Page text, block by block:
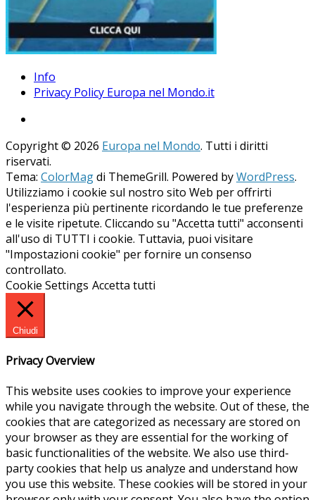
Info
Privacy Policy Europa nel Mondo.it
Copyright © 2026 Europa nel Mondo. Tutti i diritti
riservati.
Tema: ColorMagdi ThemeGrill. Powered byWordPress.
Utilizziamo i cookie sul nostro sito Web per offrirti
l'esperienza più pertinente ricordando le tue preferenze
e le visite ripetute. Cliccando su "Accetta tutti" acconsenti
all'uso di TUTTI i cookie. Tuttavia, puoi visitare
"Impostazioni cookie" per fornire un consenso
controllato.
Cookie Settings Accetta tutti
Chiudi
Privacy Overview
This website uses cookies to improve your experience
while you navigate through the website. Out of these, the
cookies that are categorized as necessary are stored on
your browser as they are essential for the working of
basic functionalities of the website. We also use third-
party cookies that help us analyze and understand how
you use this website. These cookies will be stored in your